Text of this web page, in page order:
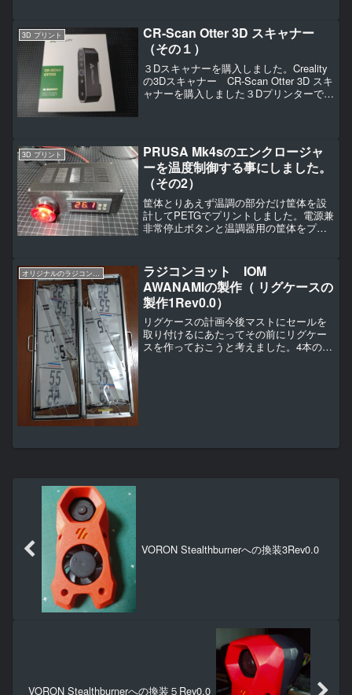
す。ケースを開けると付属品がたく...
3D プリント
CR-Scan Otter 3D スキャナー
（その１）
３Dスキャナーを購入しました。Creality
の3Dスキャナー CR-Scan Otter 3D スキ
ャナーを購入しました３Dプリンターでは
3D プリント
PRUSA Mk4sのエンクロージャ
ーを温度制御する事にしました。
（その2）
筐体とりあえず温調の部分だけ筐体を設
計してPETGでプリントしました。電源兼
非常停止ボタンと温調器用の筐体をプリ
リントして取り付けてみました。一応排
熱用のスリットをた...
オリジナルのラジコンヨットの作り方（IOM AWANAMI編）
ラジコンヨット IOM
AWANAMIの製作（ リグケースの
製作1Rev0.0）
リグケースの計画今後マストにセールを
取り付けるにあたってその前にリグケー
スを作っておこうと考えました。4本のリ
VORON Stealthburnerへの換装3Rev0.0
VORON Stealthburnerへの換装５Rev0.0